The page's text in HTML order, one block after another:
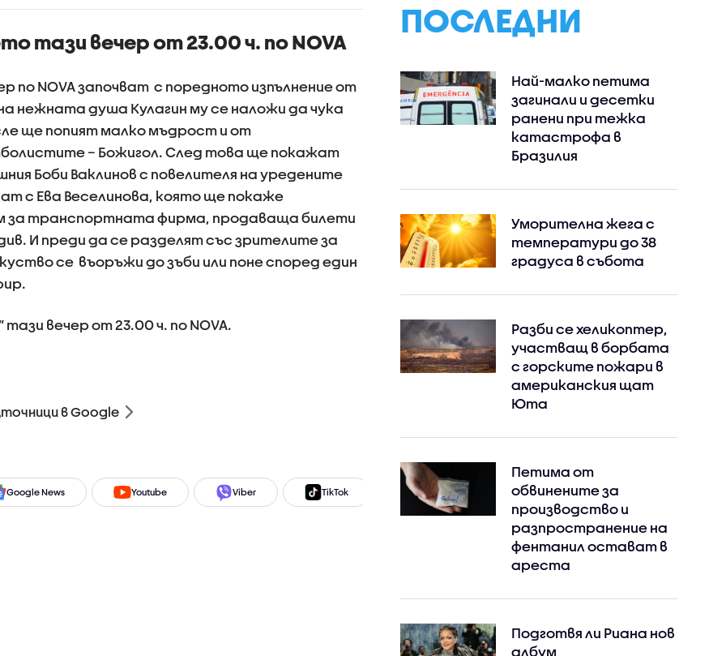
тази вечер от 23.00 ч. по NOVA
по NOVA започват с поредното изпълнение от
нежната душа Кулагин му се наложи да чука
ще попият малко мъдрост и от
– Божигол. След това ще покажат
Боби Ваклинов с повелителя на уредените
с Ева Веселинова, която ще покаже
за транспортната фирма, продаваща билети
И преди да се разделят със зрителите за
се въоръжи до зъби или поне според един
вечер от 23.00 ч. по NOVA.
в Google
Google News Youtube Viber TikTok Instagram Facebook
ПОСЛЕДНИ
Най-малко петима
загинали и десетки
ранени при тежка
катастрофа в
Бразилия
Уморителна жега с
температури до 38
градуса в събота
Разби се хеликоптер,
участващ в борбата
с горските пожари в
американския щат
Юта
Петима от
обвинените за
производство и
разпространение на
фентанил остават в
ареста
Подготвя ли Риана нов
албум